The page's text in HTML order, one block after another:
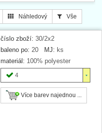
Náhledový Vše
číslo zboží: 30/2x2
baleno po: 20 MJ: ks
materiál: 100% polyester
4
Více barev najednou ...